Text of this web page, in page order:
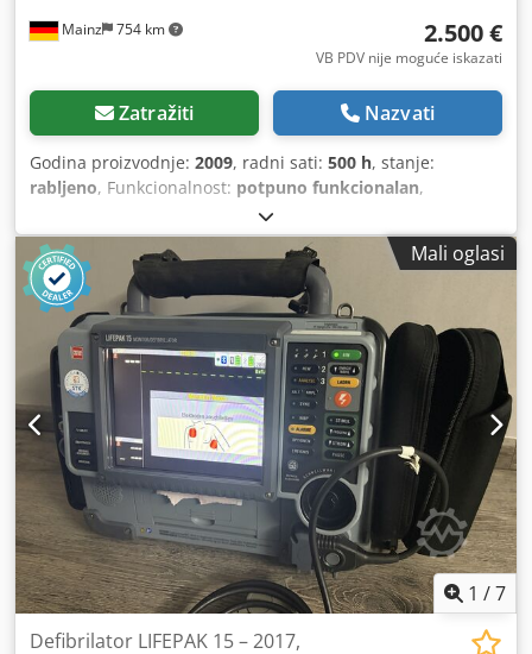
Mainz 754 km 2.500 €
VB PDV nije moguće iskazati
Zatražiti Nazvati
Godina proizvodnje: 2009, radni sati: 500 h, stanje:
rabljeno, Funkcionalnost: potpuno funkcionalan,
Prodajem uređaj za površinsku miografiju sa softverom i
prijenosnim računalom – malo korišten. Nabavna cijena:
10.000 eura. Crjdszgll Nopfx Aatef
Mali oglasi
1 /7
Defibrilator LIFEPAK 15 – 2017,